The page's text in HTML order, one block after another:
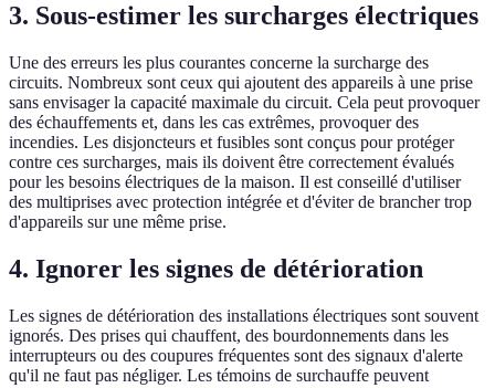
3. Sous-estimer les surcharges électriques
Une des erreurs les plus courantes concerne la surcharge des
circuits. Nombreux sont ceux qui ajoutent des appareils à une prise
sans envisager la capacité maximale du circuit. Cela peut provoquer
des échauffements et, dans les cas extrêmes, provoquer des
incendies. Les disjoncteurs et fusibles sont conçus pour protéger
contre ces surcharges, mais ils doivent être correctement évalués
pour les besoins électriques de la maison. Il est conseillé d'utiliser
des multiprises avec protection intégrée et d'éviter de brancher trop
d'appareils sur une même prise.
4. Ignorer les signes de détérioration
Les signes de détérioration des installations électriques sont souvent
ignorés. Des prises qui chauffent, des bourdonnements dans les
interrupteurs ou des coupures fréquentes sont des signaux d'alerte
qu'il ne faut pas négliger. Les témoins de surchauffe peuvent